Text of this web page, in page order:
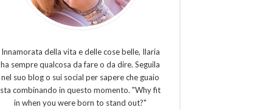
Innamorata della vita e delle cose belle, Ilaria
ha sempre qualcosa da fare o da dire. Seguila
nel suo blog o sui social per sapere che guaio
sta combinando in questo momento. "Why fit
in when you were born to stand out?"